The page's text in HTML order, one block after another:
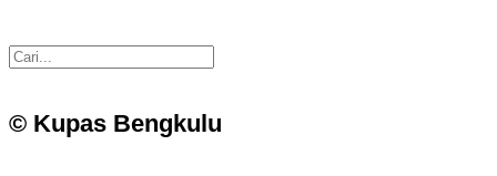
© Kupas Bengkulu